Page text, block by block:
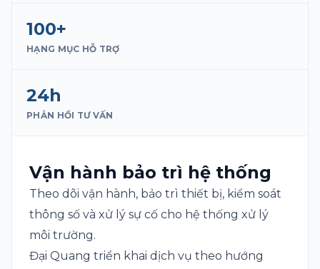
100+
HẠNG MỤC HỖ TRỢ
24h
PHẢN HỒI TƯ VẤN
Vận hành bảo trì hệ thống
Theo dõi vận hành, bảo trì thiết bị, kiểm soát
thông số và xử lý sự cố cho hệ thống xử lý
môi trường.
Đại Quang triển khai dịch vụ theo hướng